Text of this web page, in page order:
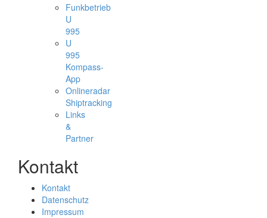
Funkbetrieb
U
995
U
995
Kompass-
App
Onlineradar
Shiptracking
Links
&
Partner
Kontakt
Kontakt
Datenschutz
Impressum